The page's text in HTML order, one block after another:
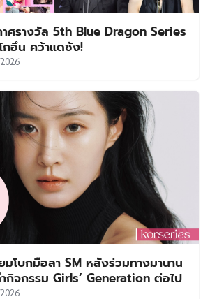
ศรางวัล 5th Blue Dragon Series
อึน คว้าแดซัง!
ยมโบกมือลา SM หลังร่วมทางมานาน
จกรรม Girls’ Generation ต่อไป